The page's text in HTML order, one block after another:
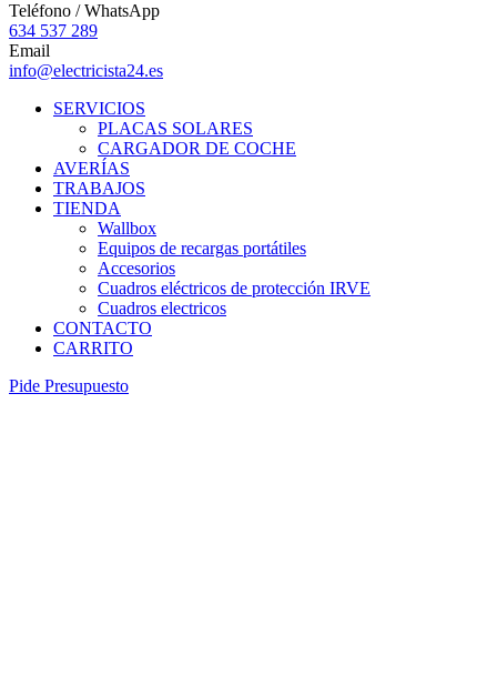
Teléfono / WhatsApp
634 537 289
Email
info@electricista24.es
SERVICIOS
PLACAS SOLARES
CARGADOR DE COCHE
AVERÍAS
TRABAJOS
TIENDA
Wallbox
Equipos de recargas portátiles
Accesorios
Cuadros eléctricos de protección IRVE
Cuadros electricos
CONTACTO
CARRITO
Pide Presupuesto